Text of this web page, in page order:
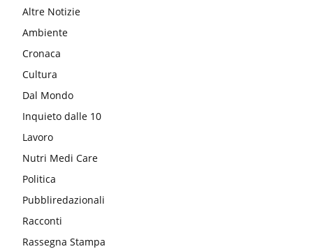
Altre Notizie
Ambiente
Cronaca
Cultura
Dal Mondo
Inquieto dalle 10
Lavoro
Nutri Medi Care
Politica
Pubbliredazionali
Racconti
Rassegna Stampa